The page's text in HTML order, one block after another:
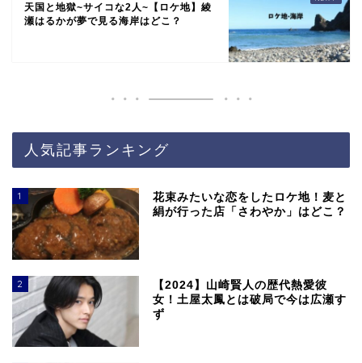
天国と地獄~サイコな2人~【ロケ地】綾
瀬はるかが夢で見る海岸はどこ？
人気記事ランキング
1
花束みたいな恋をしたロケ地！麦と
絹が行った店「さわやか」はどこ？
2
【2024】山崎賢人の歴代熱愛彼
女！土屋太鳳とは破局で今は広瀬す
ず